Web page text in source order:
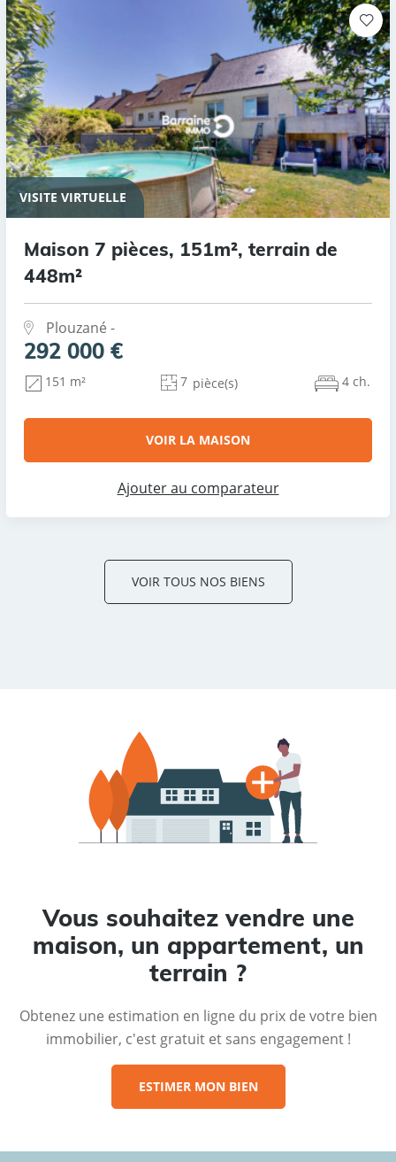
VISITE VIRTUELLE
Maison 7 pièces, 151m², terrain de
448m²
Plouzané -
292 000 €
151 m² 7 pièce(s) 4 ch.
VOIR LA MAISON
Ajouter au comparateur
VOIR TOUS NOS BIENS
Vous souhaitez vendre une
maison, un appartement, un
terrain ?
Obtenez une estimation en ligne du prix de votre bien
immobilier, c'est gratuit et sans engagement !
ESTIMER MON BIEN